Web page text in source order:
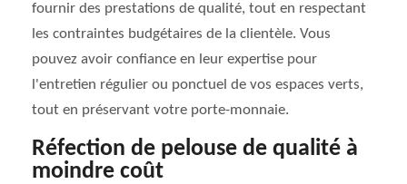
fournir des prestations de qualité, tout en respectant
les contraintes budgétaires de la clientèle. Vous
pouvez avoir confiance en leur expertise pour
l'entretien régulier ou ponctuel de vos espaces verts,
tout en préservant votre porte-monnaie.
Réfection de pelouse de qualité à
moindre coût